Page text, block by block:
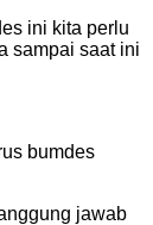
ini kita perlu
sampai saat ini
bumdes
jawab